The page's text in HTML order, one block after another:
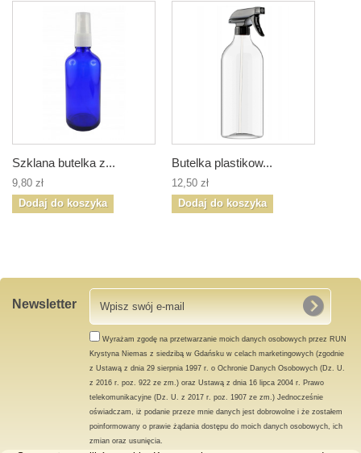
Szklana butelka z...
9,80 zł
Dodaj do koszyka
Butelka plastikow...
12,50 zł
Dodaj do koszyka
Newsletter
Wyrażam zgodę na przetwarzanie moich danych osobowych przez RUN
Krystyna Niemas z siedzibą w Gdańsku w celach marketingowych (zgodnie
z Ustawą z dnia 29 sierpnia 1997 r. o Ochronie Danych Osobowych (Dz. U.
z 2016 r. poz. 922 ze zm.) oraz Ustawą z dnia 16 lipca 2004 r. Prawo
telekomunikacyjne (Dz. U. z 2017 r. poz. 1907 ze zm.) Jednocześnie
oświadczam, iż podanie przeze mnie danych jest dobrowolne i że zostałem
poinformowany o prawie żądania dostępu do moich danych osobowych, ich
zmian oraz usunięcia.